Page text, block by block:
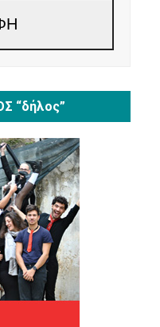
“δήλος”